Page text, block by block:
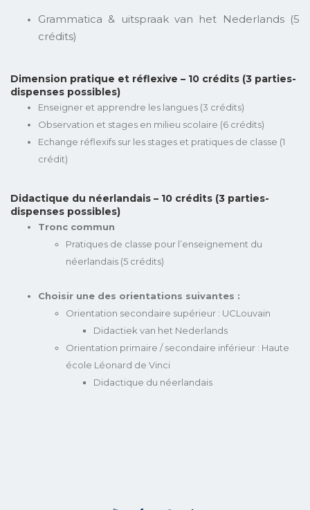
Grammatica & uitspraak van het Nederlands (5
crédits)
Dimension pratique et réflexive – 10 crédits (3 parties-
dispenses possibles)
Enseigner et apprendre les langues (3 crédits)
Observation et stages en milieu scolaire (6 crédits)
Echange réflexifs sur les stages et pratiques de classe (1
crédit)
Didactique du néerlandais – 10 crédits (3 parties-
dispenses possibles)
Tronc commun
Pratiques de classe pour l’enseignement du
néerlandais (5 crédits)
Choisir une des orientations suivantes :
Orientation secondaire supérieur : UCLouvain
Didactiek van het Nederlands
Orientation primaire / secondaire inférieur : Haute
école Léonard de Vinci
Didactique du néerlandais